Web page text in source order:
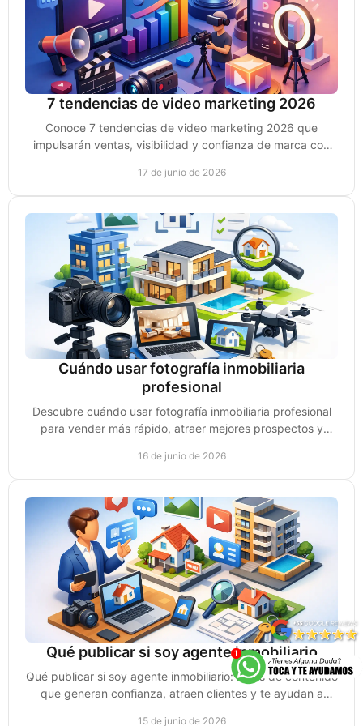
7 tendencias de video marketing 2026
Conoce 7 tendencias de video marketing 2026 que
impulsarán ventas, visibilidad y confianza de marca con
17 de junio de 2026
Cuándo usar fotografía inmobiliaria
profesional
Descubre cuándo usar fotografía inmobiliaria profesional
para vender más rápido, atraer mejores prospectos y
16 de junio de 2026
Qué publicar si soy agente inmobiliario
Qué publicar si soy agente inmobiliario: ideas de contenido
que generan confianza, atraen clientes y te ayudan a
15 de junio de 2026